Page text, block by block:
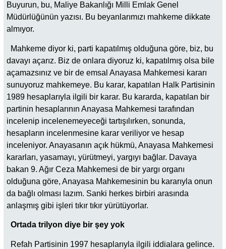
Buyurun, bu, Maliye Bakanlığı Milli Emlak Genel
Müdürlüğünün yazısı. Bu beyanlarımızı mahkeme dikkate
almıyor.
Mahkeme diyor ki, parti kapatılmış olduğuna göre, biz, bu
davayı açarız. Biz de onlara diyoruz ki, kapatılmış olsa bile
açamazsınız ve bir de emsal Anayasa Mahkemesi kararı
sunuyoruz mahkemeye. Bu karar, kapatılan Halk Partisinin
1989 hesaplarıyla ilgili bir karar. Bu kararda, kapatılan bir
partinin hesaplarının Anayasa Mahkemesi tarafından
incelenip incelenemeyeceği tartışılırken, sonunda,
hesapların incelenmesine karar veriliyor ve hesap
inceleniyor. Anayasanın açık hükmü, Anayasa Mahkemesi
kararları, yasamayı, yürütmeyi, yargıyı bağlar. Davaya
bakan 9. Ağır Ceza Mahkemesi de bir yargı organı
olduğuna göre, Anayasa Mahkemesinin bu kararıyla onun
da bağlı olması lazım. Sanki herkes birbiri arasında
anlaşmış gibi işleri tıkır tıkır yürütüyorlar.
Ortada trilyon diye bir şey yok
Refah Partisinin 1997 hesaplarıyla ilgili iddialara gelince.